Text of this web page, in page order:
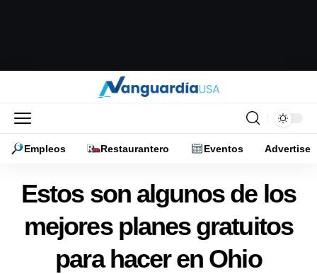
Empleos Restaurantero Eventos Advertise
Estos son algunos de los
mejores planes gratuitos
para hacer en Ohio